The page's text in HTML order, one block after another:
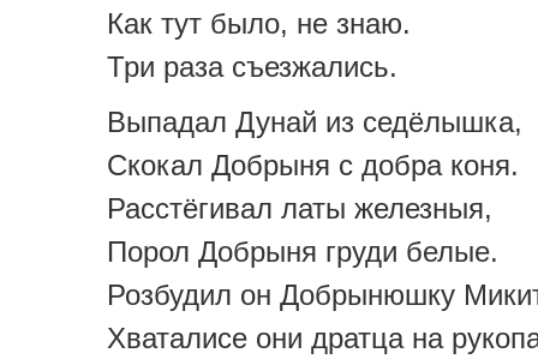
Как тут было, не знаю.
Три раза съезжались.
Выпадал Дунай из седёлышка,
Скокал Добрыня с добра коня.
Расстёгивал латы железныя,
Порол Добрыня груди белые.
Розбудил он Добрынюшку
Хваталисе они дратца на